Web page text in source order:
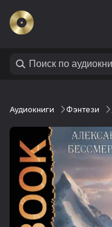
Аудиокниги Фэнтези